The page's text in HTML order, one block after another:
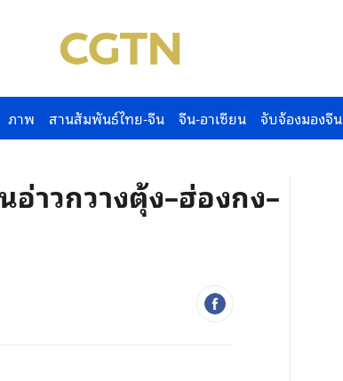
ภาพ สานสัมพันธ์ไทย-จีน จีน-อาเซียน จับจ้องมองจีน
าวกวางตุ้ง–ฮ่องกง–